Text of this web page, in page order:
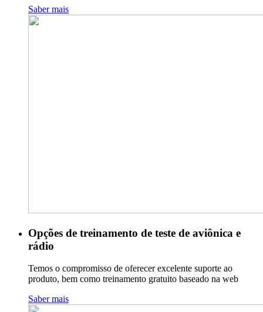
Saber mais
Opções de treinamento de teste de aviônica e
rádio
Temos o compromisso de oferecer excelente suporte ao
produto, bem como treinamento gratuito baseado na web
Saber mais